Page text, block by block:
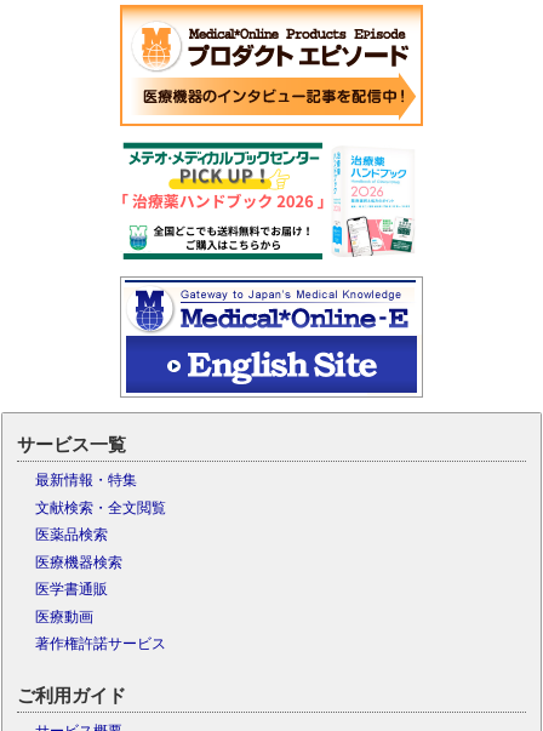
サービス一覧
最新情報・特集
文献検索・全文閲覧
医薬品検索
医療機器検索
医学書通販
医療動画
著作権許諾サービス
ご利用ガイド